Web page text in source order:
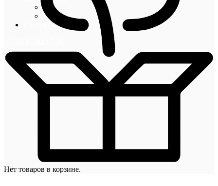
Блог
Новости
Контакты
Нет товаров в корзине.